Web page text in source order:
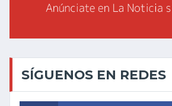
SÍGUENOS EN REDES